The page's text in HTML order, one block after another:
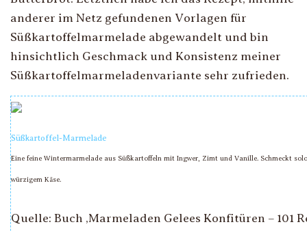
anderer im Netz gefundenen Vorlagen für
Süßkartoffelmarmelade abgewandelt und bin
hinsichtlich Geschmack und Konsistenz meiner
Süßkartoffelmarmeladenvariante sehr zufrieden.
Süßkartoffel-Marmelade
Eine feine Wintermarmelade aus Süßkartoffeln mit Ingwer, Zimt und Vanille. Schmeckt
würzigem Käse.
Quelle: Buch ‚Marmeladen Gelees Konfitüren – 101